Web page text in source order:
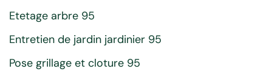
Etetage arbre 95
Entretien de jardin jardinier 95
Pose grillage et cloture 95